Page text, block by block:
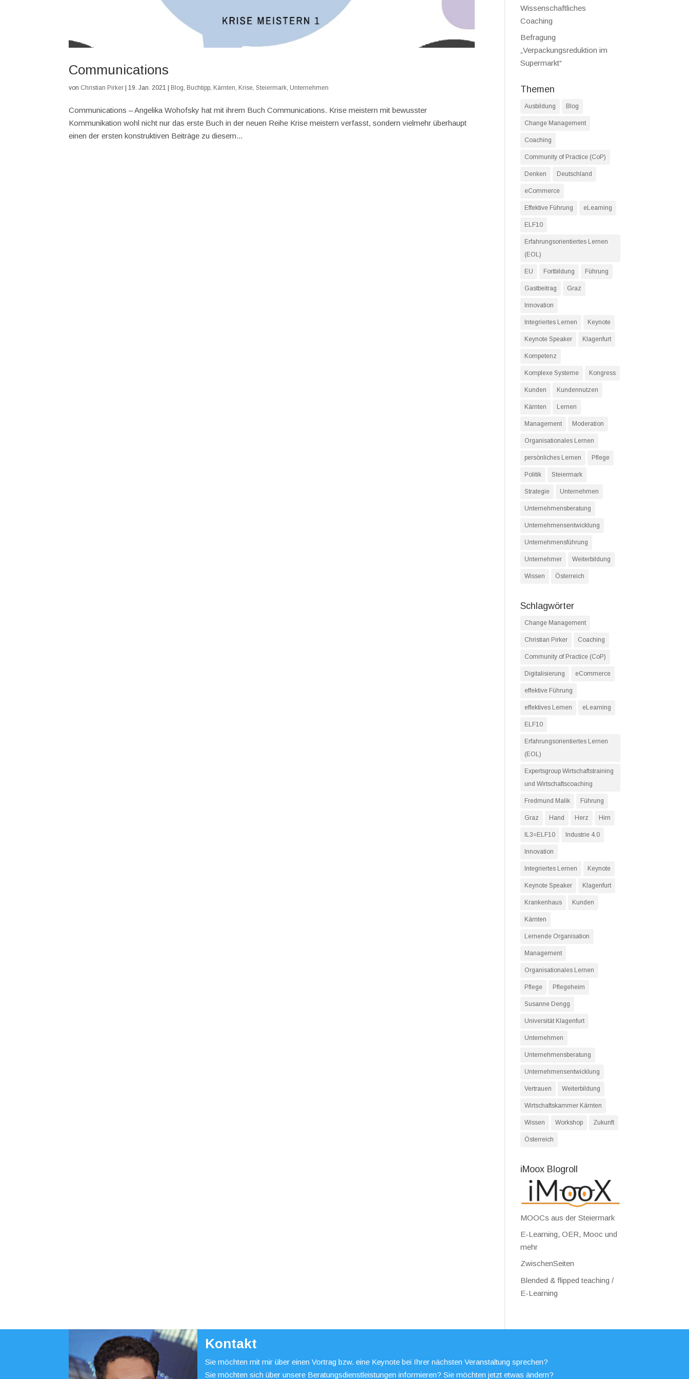
Communications
von Christian Pirker | 19. Jan. 2021 | Blog Buchtipp Kärnten Krise ,Steiermark Unternehmen
Communications – Angelika Wohofsky hat mit ihrem Buch Communications. Krise meistern mit bewusster
Kommunikation wohl nicht nur das erste Buch in der neuen Reihe Krise meistern verfasst, sondern vielmehr überhaupt
einen der ersten konstruktiven Beiträge zu diesem...
Wissenschaftliches
Coaching
Befragung
„Verpackungsreduktion im
Supermarkt“
Themen
Ausbildung Blog
Change Management
Coaching
Community of Practice (CoP)
Denken Deutschland
eCommerce
Effektive Führung eLearning
ELF10
Erfahrungsorientiertes Lernen
(EOL)
EU Fortbildung Führung
Gastbeitrag Graz
Innovation
Integriertes Lernen Keynote
Keynote Speaker Klagenfurt
Kompetenz
Komplexe Systeme Kongress
Kunden Kundennutzen
Kärnten Lernen
Management Moderation
Organisationales Lernen
persönliches Lernen Pflege
Politik Steiermark
Strategie Unternehmen
Unternehmensberatung
Unternehmensentwicklung
Unternehmensführung
Unternehmer Weiterbildung
Wissen Österreich
Schlagwörter
Change Management
Christian Pirker Coaching
Community of Practice (CoP)
Digitalisierung eCommerce
effektive Führung
effektives Lernen eLearning
ELF10
Erfahrungsorientiertes Lernen
(EOL)
Expertsgroup Wirtschaftstraining
und Wirtschaftscoaching
Fredmund Malik Führung
Graz Hand Herz Hirn
IL3=ELF10 Industrie 4.0
Innovation
Integriertes Lernen Keynote
Keynote Speaker Klagenfurt
Krankenhaus Kunden
Kärnten
Lernende Organisation
Management
Organisationales Lernen
Pflege Pflegeheim
Susanne Dengg
Universität Klagenfurt
Unternehmen
Unternehmensberatung
Unternehmensentwicklung
Vertrauen Weiterbildung
Wirtschaftskammer Kärnten
Wissen Workshop Zukunft
Österreich
iMoox Blogroll
MOOCs aus der Steiermark
E-Learning, OER, Mooc und
mehr
ZwischenSeiten
Blended & flipped teaching /
E-Learning
Kontakt
Sie möchten mit mir über einen Vortrag bzw. eine Keynote bei Ihrer nächsten Veranstaltung sprechen?
Sie möchten sich über unsere Beratungsdienstleistungen informieren? Sie möchten jetzt etwas ändern?